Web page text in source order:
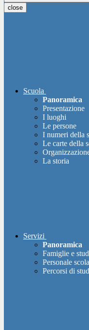
close
Scuola
Panoramica
Presentazione
I luoghi
Le persone
I numeri della
Le carte della
La storia
Servizi
Panoramica
Famiglie e
Personale
Percorsi di